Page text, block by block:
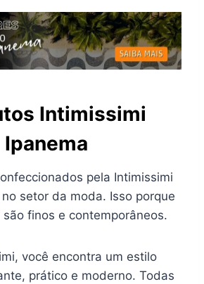
Intimissimi
Ipanema
pela Intimissimi
setor da moda. Isso porque
finos e contemporâneos.
você encontra um estilo
prático e moderno. Todas